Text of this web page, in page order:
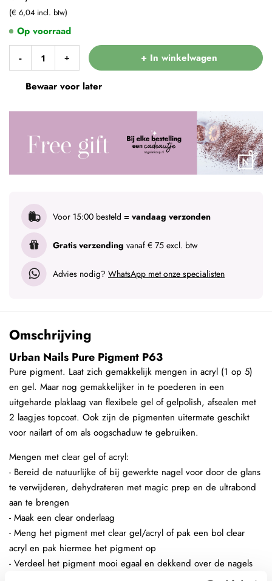
€ 6,04
- + + In winkelwagen
Bewaar voor later
Voor 15:00 besteld = vandaag verzonden
Gratis verzending vanaf € 75 excl. btw
Advies nodig? WhatsApp met onze specialisten
Op voorraad
Omschrijving
Urban Nails Pure Pigment P63
Pure pigment. Laat zich gemakkelijk mengen in acryl (1 op 5)
en gel. Maar nog gemakkelijker in te poederen in een
uitgeharde plaklaag van flexibele gel of gelpolish, afsealen met
2 laagjes topcoat. Ook zijn de pigmenten uitermate geschikt
voor nailart of om als oogschaduw te gebruiken.
Mengen met clear gel of acryl:
- Bereid de natuurlijke of bij gewerkte nagel voor door de glans
te verwijderen, dehydrateren met magic prep en de ultrabond
aan te brengen
- Maak een clear onderlaag
- Meng het pigment met clear gel/acryl of pak een bol clear
acryl en pak hiermee het pigment op
- Verdeel het pigment mooi egaal en dekkend over de nagels